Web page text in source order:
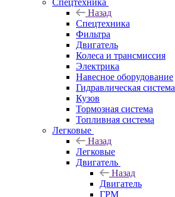
Спецтехника
Назад
Спецтехника
Фильтра
Двигатель
Колеса и трансмиссия
Электрика
Навесное оборудование
Гидравлическая система
Кузов
Тормозная система
Топливная система
Легковые
Назад
Легковые
Двигатель
Назад
Двигатель
ГРМ